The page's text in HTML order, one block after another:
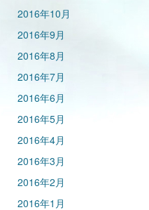
2016年10月
2016年9月
2016年8月
2016年7月
2016年6月
2016年5月
2016年4月
2016年3月
2016年2月
2016年1月